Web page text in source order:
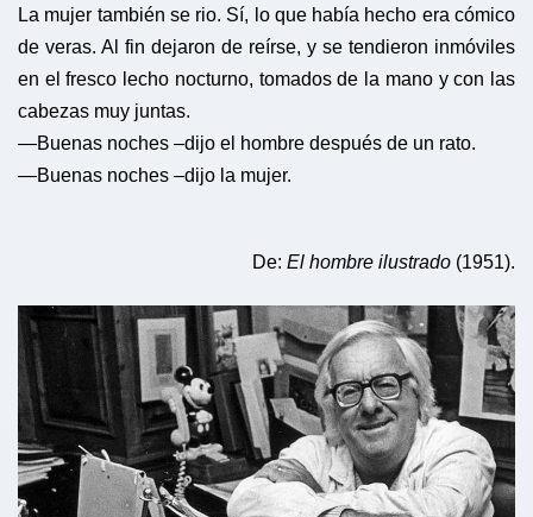
La mujer también se rio. Sí, lo que había hecho era cómico
de veras. Al fin dejaron de reírse, y se tendieron inmóviles
en el fresco lecho nocturno, tomados de la mano y con las
cabezas muy juntas.
—Buenas noches –dijo el hombre después de un rato.
—Buenas noches –dijo la mujer.
De: El hombre ilustrado (1951).